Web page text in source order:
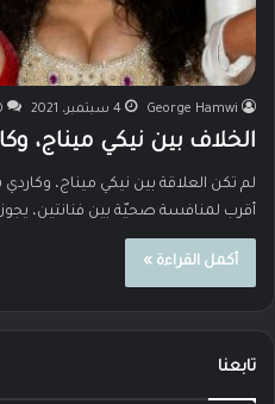
George Hamwi 4 سبتمبر، 2021
الخلاف بين نيكي ميناج،
لم تكن العلاقة بين نيكي ميناج،
أقرب لمنافسة صحيّة بين فنانتين، يجوز
أكمل القراءة »
تابعنا